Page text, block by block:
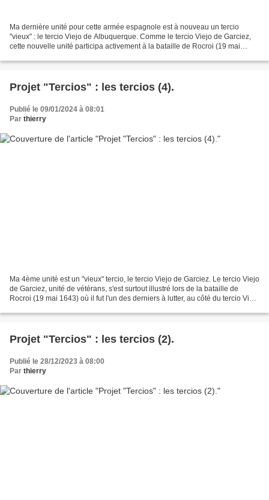
Ma dernière unité pour cette armée espagnole est à nouveau un tercio
"vieux" : le tercio Viejo de Albuquerque. Comme le tercio Viejo de Garciez,
cette nouvelle unité participa activement à la bataille de Rocroi (19 mai
Projet "Tercios" : les tercios (4).
Publié le 09/01/2024 à 08:01
Par thierry
Ma 4ème unité est un "vieux" tercio, le tercio Viejo de Garciez. Le tercio Viejo
de Garciez, unité de vétérans, s'est surtout illustré lors de la bataille de
Rocroi (19 mai 1643) où il fut l'un des derniers à lutter, au côté du tercio Viejo
Projet "Tercios" : les tercios (2).
Publié le 28/12/2023 à 08:00
Par thierry